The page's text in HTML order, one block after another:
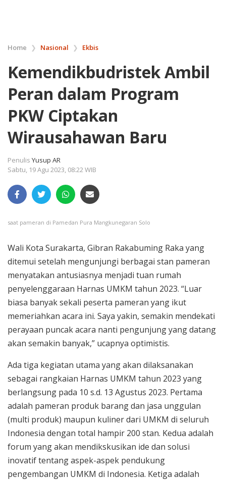
Home ❯ Nasional ❯ Ekbis
Kemendikbudristek Ambil
Peran dalam Program
PKW Ciptakan
Wirausahawan Baru
Penulis Yusup AR
Sabtu, 19 Agu 2023, 08:22 WIB
saat pameran di Pamedan Pura Mangkunegaran Solo
Wali Kota Surakarta, Gibran Rakabuming Raka yang
ditemui setelah mengunjungi berbagai stan pameran
menyatakan antusiasnya menjadi tuan rumah
penyelenggaraan Harnas UMKM tahun 2023. “Luar
biasa banyak sekali peserta pameran yang ikut
memeriahkan acara ini. Saya yakin, semakin mendekati
perayaan puncak acara nanti pengunjung yang datang
akan semakin banyak,” ucapnya optimistis.
Ada tiga kegiatan utama yang akan dilaksanakan
sebagai rangkaian Harnas UMKM tahun 2023 yang
berlangsung pada 10 s.d. 13 Agustus 2023. Pertama
adalah pameran produk barang dan jasa unggulan
(multi produk) maupun kuliner dari UMKM di seluruh
Indonesia dengan total hampir 200 stan. Kedua adalah
forum yang akan mendikskusikan ide dan solusi
inovatif tentang aspek-aspek pendukung
pengembangan UMKM di Indonesia. Ketiga adalah